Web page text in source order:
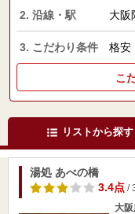
2. 沿線・駅 大阪
3. こだわり条件 格安
こ
リストから探す
湯処 あべの橋
3.4点/
大